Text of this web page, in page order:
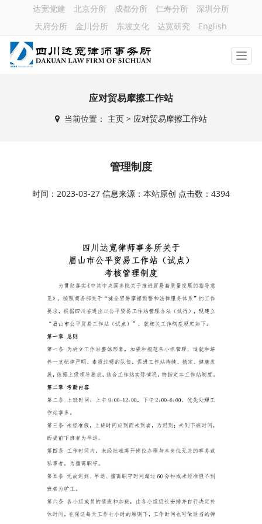
达宽党建 北京分所 成都分所 仁寿分所
深圳分所
天府分所
金川分所 东坡文化 达宽研究 English
应对贸易摩擦工作站
当前位置： 主页> 应对贸易摩擦工作站
管理制度
时间：2023-03-27 信息来源：本站原创 点击数：4394